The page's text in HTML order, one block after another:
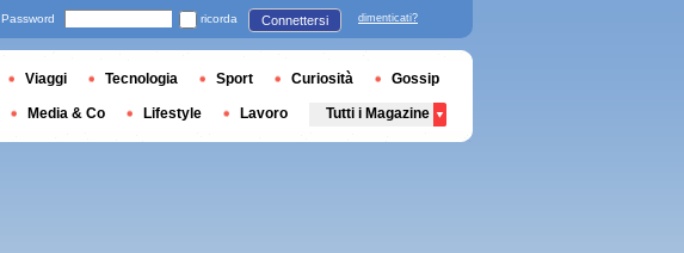
Password ricorda Connettersi dimenticati?
Viaggi Tecnologia Sport Curiosità Gossip
Media & Co Lifestyle Lavoro Tutti i Magazine